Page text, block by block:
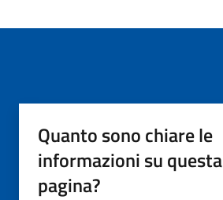
Quanto sono chiare le
informazioni su questa
pagina?